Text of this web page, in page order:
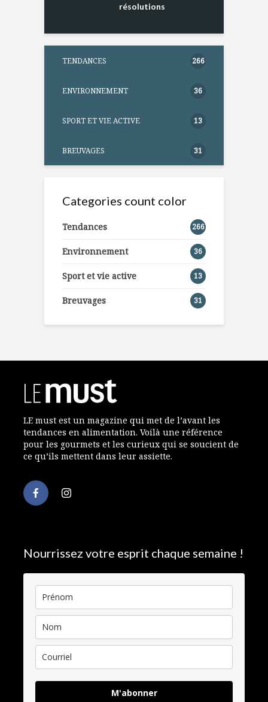
résolutions
TENDANCES 266
ENVIRONNEMENT 36
SPORT ET VIE ACTIVE 13
BREUVAGES 31
Categories count color
Tendances 266
Environnement 36
Sport et vie active 13
Breuvages 31
LE must est un magazine qui met de l’avant les
tendances en alimentation. Voilà une référence
pour les gourmets et les curieux qui se soucient de
ce qu’ils mettent dans leur assiette.
Nourrissez votre esprit chaque semaine !
M'abonner